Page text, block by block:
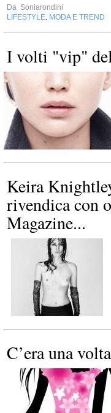
Da Soniarondini
LIFESTYLE MODA E TREND
I volti "vip"
Keira
rivendica con
Magazine...
C’era una